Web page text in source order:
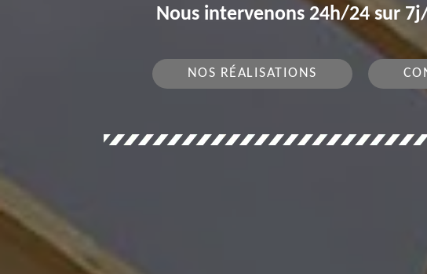
Nous intervenons 24h/24 sur
NOS RÉALISATIONS